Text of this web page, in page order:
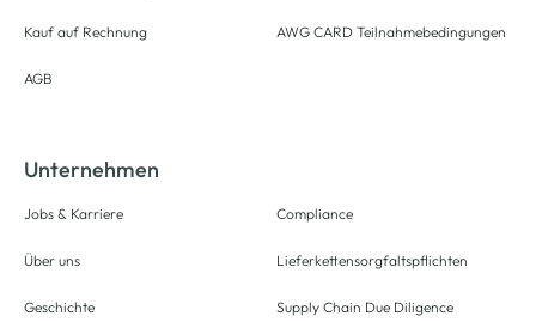
Kauf auf Rechnung
AGB
AWG CARD Teilnahmebedingungen
Unternehmen
Jobs & Karriere
Über uns
Geschichte
Compliance
Lieferkettensorgfaltspflichten
Supply Chain Due Diligence